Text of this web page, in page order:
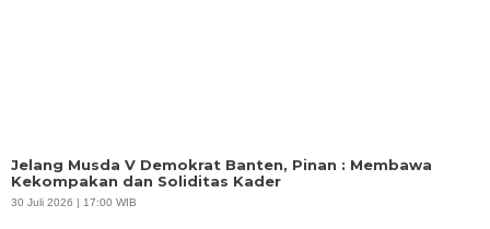
Jelang Musda V Demokrat Banten, Pinan : Membawa
Kekompakan dan Soliditas Kader
30 Juli 2026 | 17:00 WIB